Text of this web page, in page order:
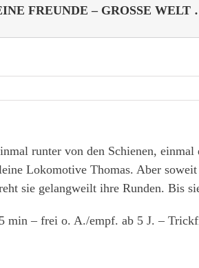
FREUNDE – GROSSE WELT
runter von den Schienen,
Lokomotive Thomas. Aber
sie gelangweilt ihre Runden. Bis
min – frei o. A./empf. ab 5 J. –